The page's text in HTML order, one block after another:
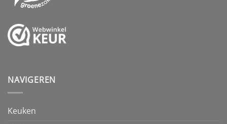
NAVIGEREN
Keuken